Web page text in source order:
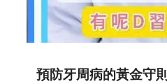
預防牙周病的黃金守則